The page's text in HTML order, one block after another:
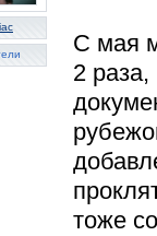
С мая
2
тоже